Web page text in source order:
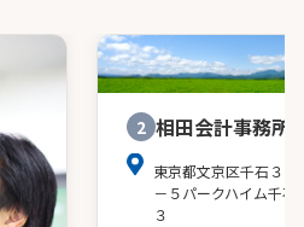
2 相田会計事務所
東京都文京区千石３－
－５パークハイム千石
３